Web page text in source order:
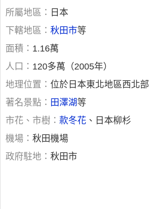
所屬地區： 日本
下轄地區： 秋田市等
面積： 1.16萬
人口： 120多萬（2005年）
地理位置： 位於日本東北地區西北部
著名景點： 田澤湖等
市花、市樹： 款冬花 、日本柳杉
機場： 秋田機場
政府駐地： 秋田市